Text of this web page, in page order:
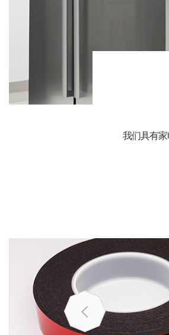
我们具有
是以PE泡棉为基材，双面涂布高性
者双硅离型材料复合而成的产品。